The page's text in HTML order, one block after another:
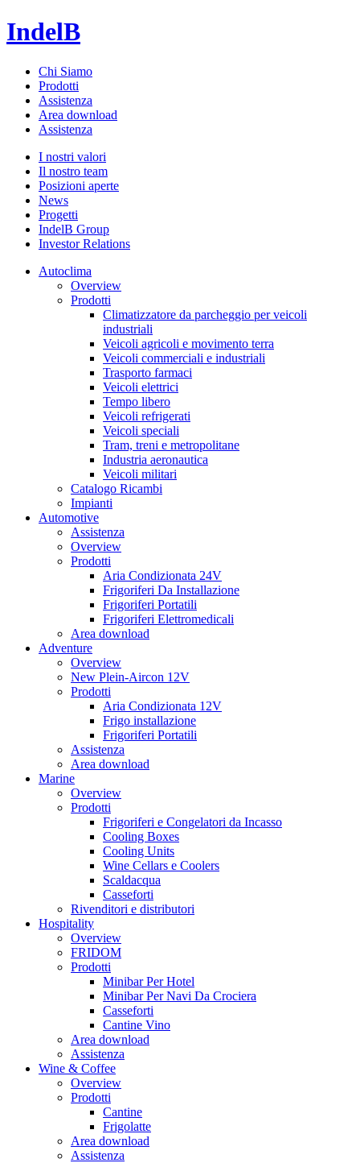
IndelB
Chi Siamo
Prodotti
Assistenza
Area download
Assistenza
I nostri valori
Il nostro team
Posizioni aperte
News
Progetti
IndelB Group
Investor Relations
Autoclima
Overview
Prodotti
Climatizzatore da parcheggio per veicoli
industriali
Veicoli agricoli e movimento terra
Veicoli commerciali e industriali
Trasporto farmaci
Veicoli elettrici
Tempo libero
Veicoli refrigerati
Veicoli speciali
Tram, treni e metropolitane
Industria aeronautica
Veicoli militari
Catalogo Ricambi
Impianti
Automotive
Assistenza
Overview
Prodotti
Aria Condizionata 24V
Frigoriferi Da Installazione
Frigoriferi Portatili
Frigoriferi Elettromedicali
Area download
Adventure
Overview
New Plein-Aircon 12V
Prodotti
Aria Condizionata 12V
Frigo installazione
Frigoriferi Portatili
Assistenza
Area download
Marine
Overview
Prodotti
Frigoriferi e Congelatori da Incasso
Cooling Boxes
Cooling Units
Wine Cellars e Coolers
Scaldacqua
Casseforti
Rivenditori e distributori
Hospitality
Overview
FRIDOM
Prodotti
Minibar Per Hotel
Minibar Per Navi Da Crociera
Casseforti
Cantine Vino
Area download
Assistenza
Wine & Coffee
Overview
Prodotti
Cantine
Frigolatte
Area download
Assistenza